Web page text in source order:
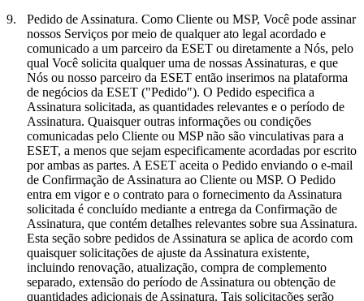
9.
Pedido de Assinatura. Como Cliente ou MSP, Você pode assinar
nossos Serviços por meio de qualquer ato legal acordado e
comunicado a um parceiro da ESET ou diretamente a Nós, pelo
qual Você solicita qualquer uma de nossas Assinaturas, e que
Nós ou nosso parceiro da ESET então inserimos na plataforma
de negócios da ESET ("Pedido"). O Pedido especifica a
Assinatura solicitada, as quantidades relevantes e o período de
Assinatura. Quaisquer outras informações ou condições
comunicadas pelo Cliente ou MSP não são vinculativas para a
ESET, a menos que sejam especificamente acordadas por escrito
por ambas as partes. A ESET aceita o Pedido enviando o e-mail
de Confirmação de Assinatura ao Cliente ou MSP. O Pedido
entra em vigor e o contrato para o fornecimento da Assinatura
solicitada é concluído mediante a entrega da Confirmação de
Assinatura, que contém detalhes relevantes sobre sua Assinatura.
Esta seção sobre pedidos de Assinatura se aplica de acordo com
quaisquer solicitações de ajuste da Assinatura existente,
incluindo renovação, atualização, compra de complemento
separado, extensão do período de Assinatura ou obtenção de
quantidades adicionais de Assinatura. Tais solicitações serão